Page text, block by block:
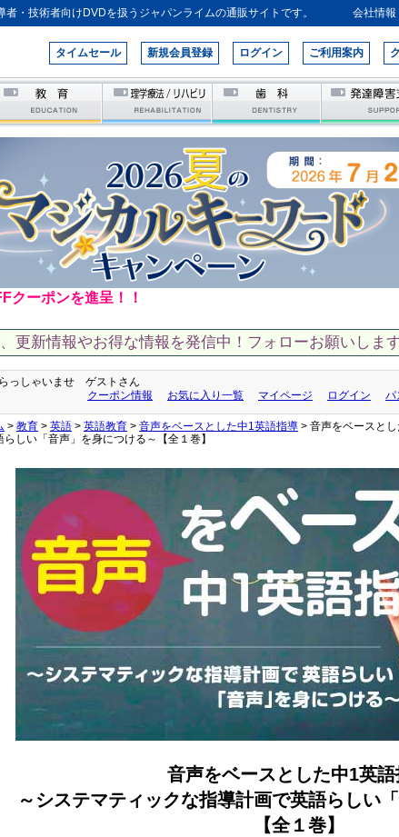
・技術者向けDVDを扱うジャパンライムの通販サイトです。 会社情報
タイムセール 新規会員登録 ログイン ご利用案内
クーポンを進呈！！
新情報やお得な情報を発信中！フォローお願いしま
っしゃいませ ゲストさん
クーポン情報
お気に入り一覧 マイページ ログイン パ
> 教育 > 英語 > 英語教育 > 音声をベースとした中1英語指導 > 音声をベースと
らしい「音声」を身につける～【全１巻】
音声をベースとした中1英語
～システマティックな指導計画で英語らしい
【全１巻】